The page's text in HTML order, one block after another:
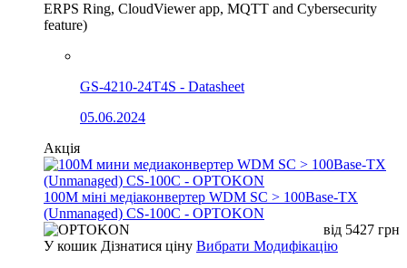
ERPS Ring, CloudViewer app, MQTT and Cybersecurity
feature)
GS-4210-24T4S - Datasheet
05.06.2024
Акція
100М міні медіаконвертер WDM SC > 100Base-TX
(Unmanaged) CS-100C - OPTOKON
від 5427 грн
У кошик Дізнатися ціну Вибрати Модифікацію